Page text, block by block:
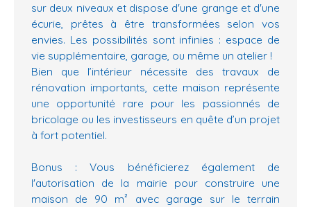
sur deux niveaux et dispose d'une grange et d'une
écurie, prêtes à être transformées selon vos
envies. Les possibilités sont infinies : espace de
vie supplémentaire, garage, ou même un atelier !
Bien que l’intérieur nécessite des travaux de
rénovation importants, cette maison représente
une opportunité rare pour les passionnés de
bricolage ou les investisseurs en quête d’un projet
à fort potentiel.
Bonus : Vous bénéficierez également de
l'autorisation de la mairie pour construire une
maison de 90 m² avec garage sur le terrain